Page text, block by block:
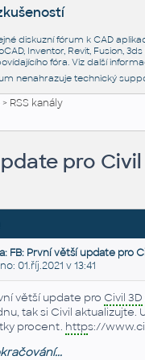
diskuzní fórum k CAD
Inventor, Revit, Fusion,
fóra. Viz další
nenahrazuje technický
> RSS kanály
pro
FB: První větší update pro
01.říj.2021 v 13:41
větší update pro Civil 3D
tak si Civil
procent. https://